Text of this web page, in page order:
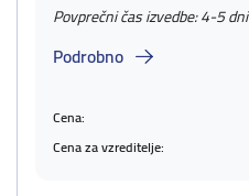
Povprečni čas izvedbe: 4-5 dni
Podrobno
Cena:
Cena za vzreditelje: